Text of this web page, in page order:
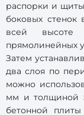
распорки и
боковых
всей
прямолинейных
Затем
два слоя по
можно
мм и толщиной
бетонной